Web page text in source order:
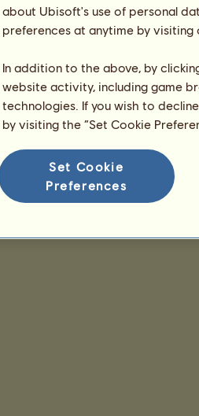
about Ubisoft's use of personal
preferences at anytime by
In addition to the above, by
website activity, including game
technologies. If you wish to
by visiting the “Set Cookie
Set Cookie
Preferences